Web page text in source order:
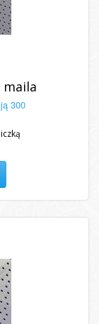
maila
300